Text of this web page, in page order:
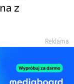
z
Reklama